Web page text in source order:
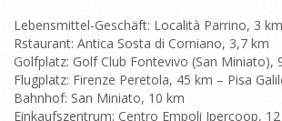
Lebensmittel-Geschäft: Località Parrino, 3 km
Rstaurant: Antica Sosta di Corniano, 3,7 km
Golfplatz: Golf Club Fontevivo (San Miniato),
Flugplatz: Firenze Peretola, 45 km – Pisa
Bahnhof: San Miniato, 10 km
Einkaufszentrum: Centro Empoli Ipercoop,